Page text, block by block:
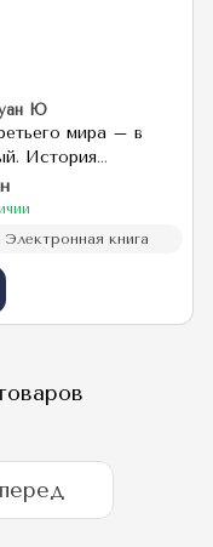
Ю
мира – в
История
(1965–2000)
Электронная книга